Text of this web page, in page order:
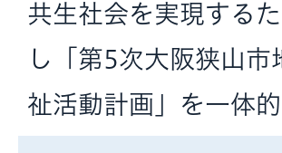
共生社会を実現する
し「第5次大阪狭山
祉活動計画」を一体